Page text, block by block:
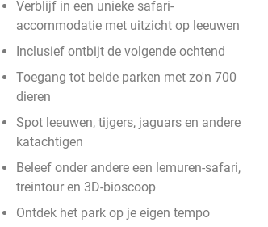
Verblijf in een unieke safari-
accommodatie met uitzicht op leeuwen
Inclusief ontbijt de volgende ochtend
Toegang tot beide parken met zo'n 700
dieren
Spot leeuwen, tijgers, jaguars en andere
katachtigen
Beleef onder andere een lemuren-safari,
treintour en 3D-bioscoop
Ontdek het park op je eigen tempo